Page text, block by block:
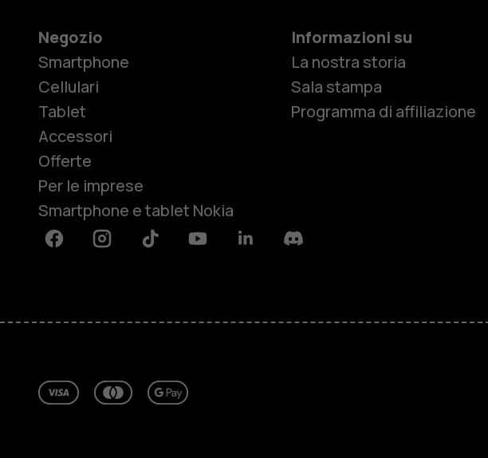
Informazioni su
Negozio
Smartphone
Cellulari
Tablet
Accessori
Offerte
Per le imprese
Smartphone e tablet Nokia
Informazioni su
La nostra storia
Sala stampa
Programma di affiliazione
FacebookInstagramTiktok YoutubeLinkedinDiscord